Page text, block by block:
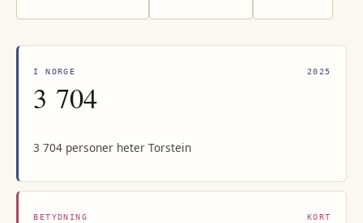
I NORGE 2025
3 704
3 704 personer heter Torstein
BETYDNING KORT